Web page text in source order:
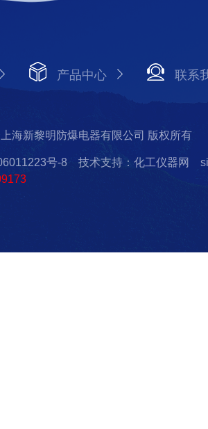
产品中心 联系
海新黎明防爆电器有限公司 版权所有
号-8 技术支持：化工仪器网